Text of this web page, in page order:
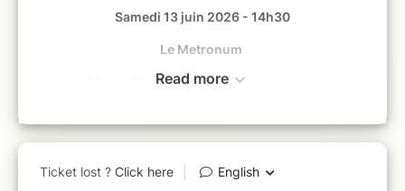
Samedi 13 juin 2026 - 14h30
Le Metronum
2 Rond-Point Madame de Mondonville
Réunion animée par Franck Édouard, Directeur de
Venez échanger avec la Spedidam pour mieux
Read more